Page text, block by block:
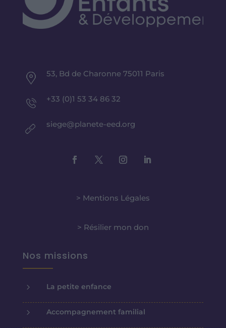
53, Bd de Charonne 75011 Paris
+33 (0)1 53 34 86 32
siege@planete-eed.org
> Mentions Légales
> Résilier mon don
Nos missions
5 La petite enfance
5 Accompagnement familial